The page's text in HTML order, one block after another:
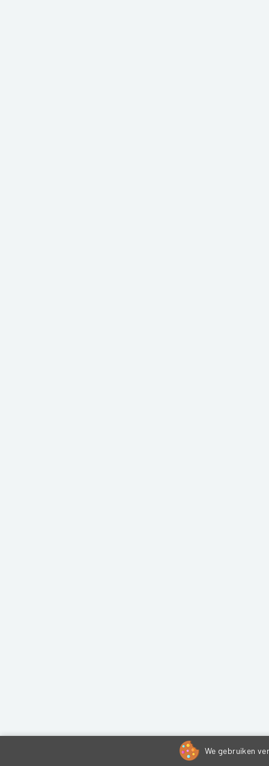
We gebruiken